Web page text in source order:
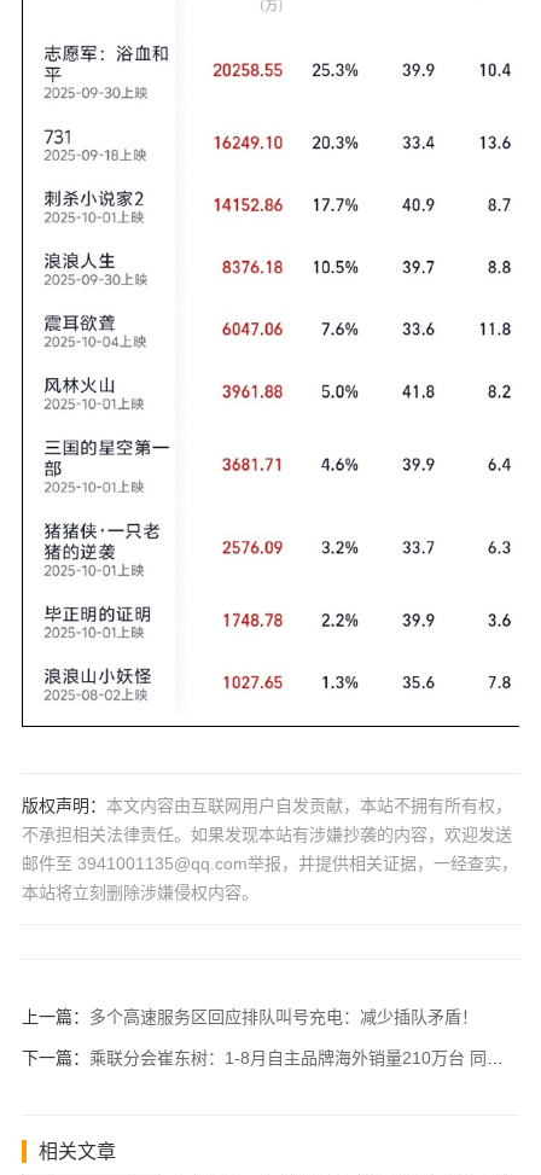
版权声明： 本文内容由互联网用户自发贡献，本站不拥有所有权，
不承担相关法律责任。如果发现本站有涉嫌抄袭的内容，欢迎发送
邮件至 3941001135@qq.com举报，并提供相关证据，一经查实，
本站将立刻删除涉嫌侵权内容。
上一篇： 多个高速服务区回应排队叫号充电：减少插队矛盾！
下一篇： 乘联分会崔东树：1-8月自主品牌海外销量210万台 同比增长11%！
相关文章